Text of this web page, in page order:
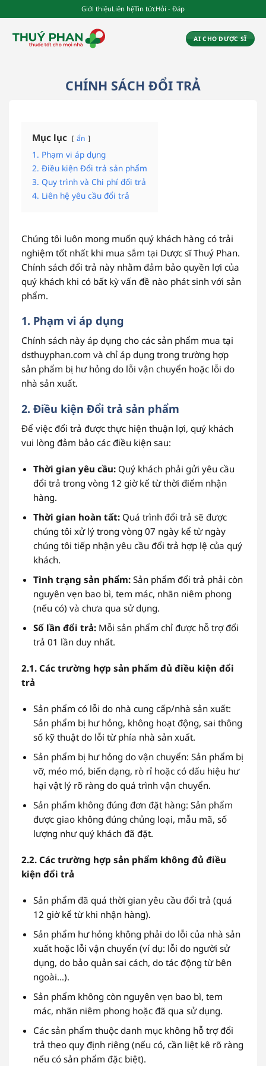
đến
Giới thiệuLiên hệTin tứcHỏi - Đáp
AI CHO DƯỢC SĨ
CHÍNH SÁCH ĐỔI TRẢ
Mục lục ẩn
1. Phạm vi áp dụng
2. Điều kiện Đổi trả sản phẩm
3. Quy trình và Chi phí đổi trả
4. Liên hệ yêu cầu đổi trả
Chúng tôi luôn mong muốn quý khách hàng có trải
nghiệm tốt nhất khi mua sắm tại Dược sĩ Thuý Phan.
Chính sách đổi trả này nhằm đảm bảo quyền lợi của
quý khách khi có bất kỳ vấn đề nào phát sinh với sản
phẩm.
1. Phạm vi áp dụng
Chính sách này áp dụng cho các sản phẩm mua tại
dsthuyphan.com và chỉ áp dụng trong trường hợp
sản phẩm bị hư hỏng do lỗi vận chuyển hoặc lỗi do
nhà sản xuất.
2. Điều kiện Đổi trả sản phẩm
Để việc đổi trả được thực hiện thuận lợi, quý khách
vui lòng đảm bảo các điều kiện sau:
Thời gian yêu cầu:Quý khách phải gửi yêu cầu
đổi trả trong vòng 12 giờ kể từ thời điểm nhận
hàng.
Thời gian hoàn tất:Quá trình đổi trả sẽ được
chúng tôi xử lý trong vòng 07 ngày kể từ ngày
chúng tôi tiếp nhận yêu cầu đổi trả hợp lệ của quý
khách.
Tình trạng sản phẩm:Sản phẩm đổi trả phải còn
nguyên vẹn bao bì, tem mác, nhãn niêm phong
(nếu có) và chưa qua sử dụng.
Số lần đổi trả:Mỗi sản phẩm chỉ được hỗ trợ đổi
trả 01 lần duy nhất.
2.1. Các trường hợp sản phẩm đủ điều kiện đổi
trả
Sản phẩm có lỗi do nhà cung cấp/nhà sản xuất:
Sản phẩm bị hư hỏng, không hoạt động, sai thông
số kỹ thuật do lỗi từ phía nhà sản xuất.
Sản phẩm bị hư hỏng do vận chuyển: Sản phẩm bị
vỡ, méo mó, biến dạng, rò rỉ hoặc có dấu hiệu hư
hại vật lý rõ ràng do quá trình vận chuyển.
Sản phẩm không đúng đơn đặt hàng: Sản phẩm
được giao không đúng chủng loại, mẫu mã, số
lượng như quý khách đã đặt.
2.2. Các trường hợp sản phẩm không đủ điều
kiện đổi trả
Sản phẩm đã quá thời gian yêu cầu đổi trả (quá
12 giờ kể từ khi nhận hàng).
Sản phẩm hư hỏng không phải do lỗi của nhà sản
xuất hoặc lỗi vận chuyển (ví dụ: lỗi do người sử
dụng, do bảo quản sai cách, do tác động từ bên
ngoài…).
Sản phẩm không còn nguyên vẹn bao bì, tem
mác, nhãn niêm phong hoặc đã qua sử dụng.
Các sản phẩm thuộc danh mục không hỗ trợ đổi
trả theo quy định riêng (nếu có, cần liệt kê rõ ràng
nếu có sản phẩm đặc biệt).